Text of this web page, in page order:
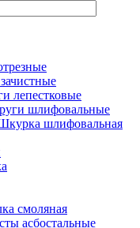
лепестковые
шлифовальные
шлифовальная
смоляная
асбостальные